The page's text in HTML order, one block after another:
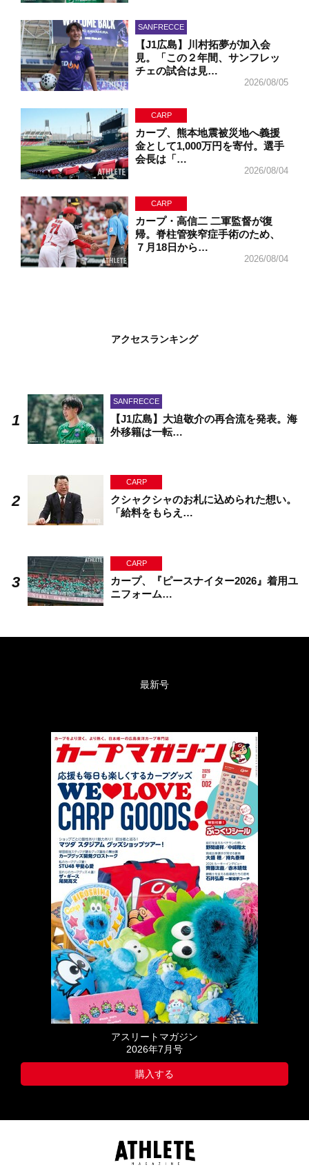
SANFRECCE
【J1広島】川村拓夢が加入会
見。「この２年間、サンフレッ
チェの試合は見…
2026/08/05
CARP
カープ、熊本地震被災地へ義援
金として1,000万円を寄付。選手
会長は「…
2026/08/04
CARP
カープ・高信二 二軍監督が復
帰。脊柱管狭窄症手術のため、
７月18日から…
2026/08/04
アクセスランキング
SANFRECCE
【J1広島】大迫敬介の再合流を発表。海
外移籍は一転…
CARP
クシャクシャのお札に込められた想い。
「給料をもらえ…
CARP
カープ、『ピースナイター2026』着用ユ
ニフォーム…
最新号
アスリートマガジン
2026年7月号
購入する